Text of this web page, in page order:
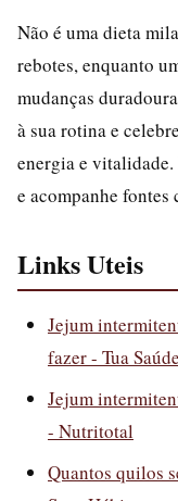
Não é uma dieta
rebotes, enquanto
mudanças
à sua rotina e
energia e
e acompanhe
Links Uteis
Jejum
fazer - Tua Saúde
Jejum
- Nutritotal
Quantos quilos